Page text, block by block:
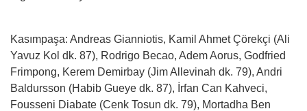
Kasımpaşa: Andreas Gianniotis, Kamil Ahmet Çörekçi (Ali
Yavuz Kol dk. 87), Rodrigo Becao, Adem Aorus, Godfried
Frimpong, Kerem Demirbay (Jim Allevinah dk. 79), Andri
Baldursson (Habib Gueye dk. 87), İrfan Can Kahveci,
Fousseni Diabate (Cenk Tosun dk. 79), Mortadha Ben